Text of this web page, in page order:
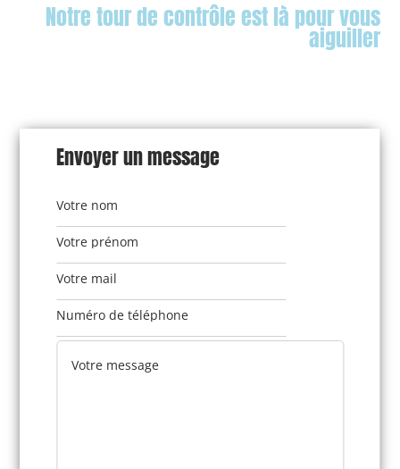
Notre tour de contrôle est là pour vous
aiguiller
Envoyer un message